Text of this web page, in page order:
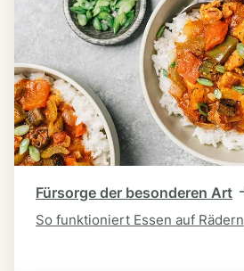
Fürsorge der besonderen Art
So funktioniert Essen auf Rädern